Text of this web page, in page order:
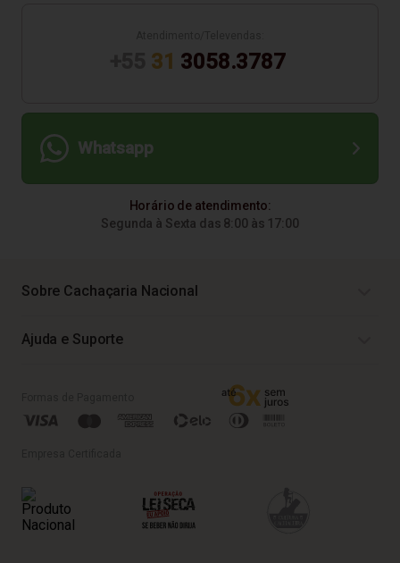
31 3058.3787
Whatsapp
Horário de atendimento:
Segunda à Sexta das 8:00 às 17:00
Sobre Cachaçaria Nacional
Ajuda e Suporte